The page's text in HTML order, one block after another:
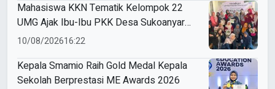
Mahasiswa KKN Tematik Kelompok 22
UMG Ajak Ibu-Ibu PKK Desa Sukoanyar
Berkreasi dengan Ecoprint
10/08/202616:22
Kepala Smamio Raih Gold Medal Kepala
Sekolah Berprestasi ME Awards 2026